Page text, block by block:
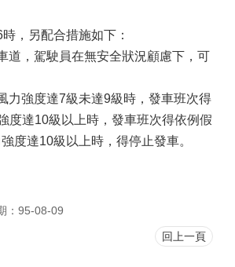
，另配合措施如下：
道，駕駛員在無安全狀況顧慮下，可
力強度達7級未達9級時，發車班次得
度達10級以上時，發車班次得依例假
度達10級以上時，得停止發車。
：95-08-09
回上一頁